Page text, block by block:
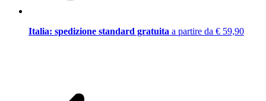
Italia: spedizione standard gratuita a partire da € 59,90